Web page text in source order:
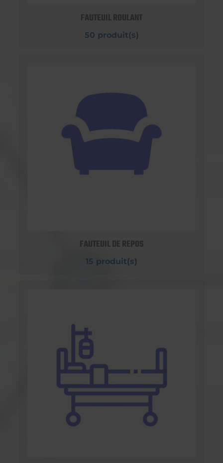
FAUTEUIL ROULANT
50 produit(s)
FAUTEUIL DE REPOS
15 produit(s)